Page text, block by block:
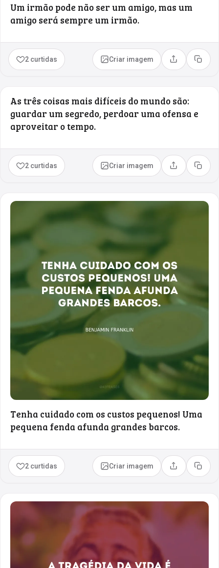
Um irmão pode não ser um amigo, mas um
amigo será sempre um irmão.
2 curtidas Criar imagem Compartilhar
Copiar
As três coisas mais difíceis do mundo são:
guardar um segredo, perdoar uma ofensa e
aproveitar o tempo.
2 curtidas Criar imagem Compartilhar
Copiar
Tenha cuidado com os custos pequenos! Uma
pequena fenda afunda grandes barcos.
2 curtidas Criar imagem Compartilhar
Copiar